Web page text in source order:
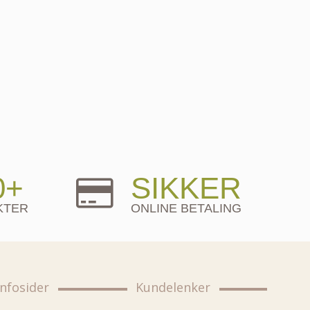
SIKKER
ONLINE BETALING
Kundelenker